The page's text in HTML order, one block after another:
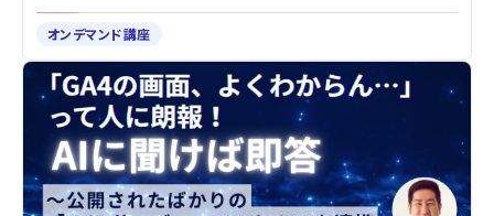
オンデマンド講座